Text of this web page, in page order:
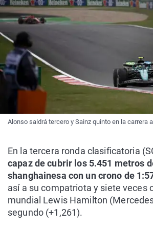
Alonso saldrá tercero y Sainz quinto en la carrera
En la tercera ronda clasificatoria
capaz de cubrir los 5.451 metros
shanghainesa con un crono de
así a su compatriota y siete veces
mundial Lewis Hamilton
segundo (+1,261).